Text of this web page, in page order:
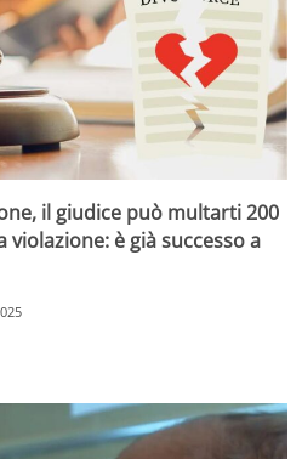
il giudice può multarti 200
è già successo a